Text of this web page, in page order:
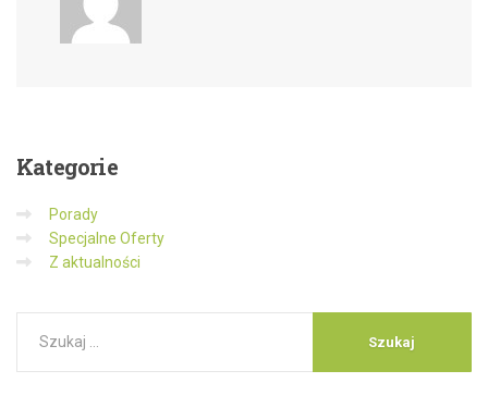
Kategorie
Porady
Specjalne Oferty
Z aktualności